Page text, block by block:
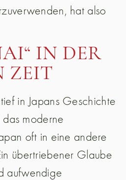
hat also
IN DER
ZEIT
in Japans Geschichte
moderne
oft in eine andere
übertriebener Glaube
aufwendige